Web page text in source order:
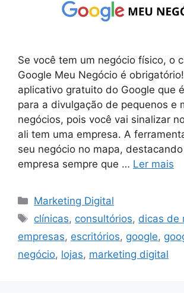
Se você tem um negócio físico, o
Google Meu Negócio é
aplicativo gratuito do Google que
para a divulgação de pequenos e
negócios, pois você vai sinalizar
ali tem uma empresa. A
seu negócio no mapa,
empresa sempre que … Ler mais
Categorias
Marketing Digital
Tags
clínicas, consultórios, dicas de
empresas, escritórios, google,
negócio, lojas, marketing digital